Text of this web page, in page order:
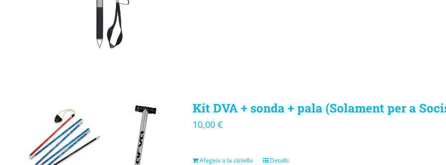
Kit DVA + sonda + pala (Solament per a
10,00 €
Afegeix a la cistella Detalls